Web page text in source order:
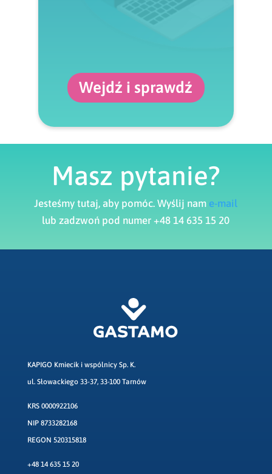
Wejdź i sprawdź
Masz pytanie?
Jesteśmy tutaj, aby pomóc. Wyślij nam e-mail
lub zadzwoń pod numer +48 14 635 15 20
KAPIGO Kmiecik i wspólnicy Sp. K.
ul. Słowackiego 33-37, 33-100 Tarnów
KRS 0000922106
NIP 8733282168
REGON 520315818
+48 14 635 15 20